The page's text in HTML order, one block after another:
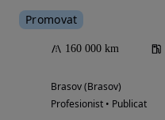
Promovat
160 000 km
Brasov (Brasov)
Profesionist • Publicat